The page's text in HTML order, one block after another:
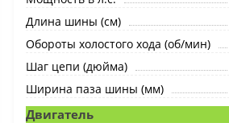
Длина шины (см)
Обороты холостого хода (об/мин)
Шаг цепи (дюйма)
Ширина паза шины (мм)
Двигатель